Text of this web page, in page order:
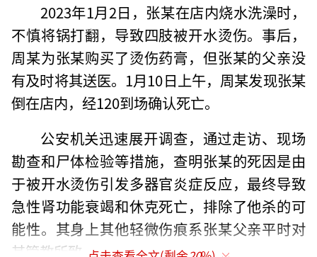
2023年1月2日，张某在店内烧水洗澡时，
不慎将锅打翻，导致四肢被开水烫伤。事后，
周某为张某购买了烫伤药膏，但张某的父亲没
有及时将其送医。1月10日上午，周某发现张某
倒在店内，经120到场确认死亡。
公安机关迅速展开调查，通过走访、现场
勘查和尸体检验等措施，查明张某的死因是由
于被开水烫伤引发多器官炎症反应，最终导致
急性肾功能衰竭和休克死亡，排除了他杀的可
能性。其身上其他轻微伤痕系张某父亲平时对
其管教所致。